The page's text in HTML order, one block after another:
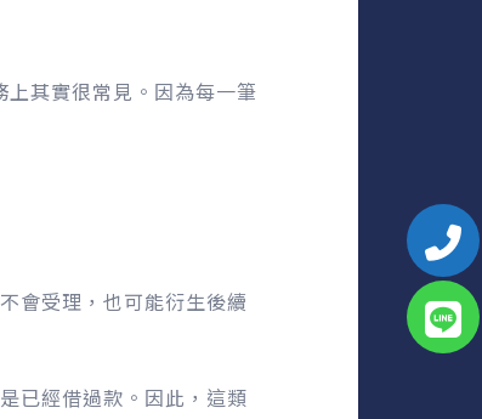
其實很常見。因為每一筆
會受理，也可能衍生後續
已經借過款。因此，這類